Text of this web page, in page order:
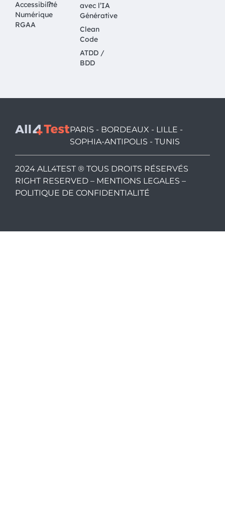
Accessibilité
Numérique
RGAA
?
avec l’IA
Générative
Clean
Code
ATDD /
BDD
PARIS - BORDEAUX - LILLE -
SOPHIA-ANTIPOLIS - TUNIS
2024 ALL4TEST ® TOUS DROITS RÉSERVÉS
RIGHT RESERVED – MENTIONS LEGALES –
POLITIQUE DE CONFIDENTIALITÉ